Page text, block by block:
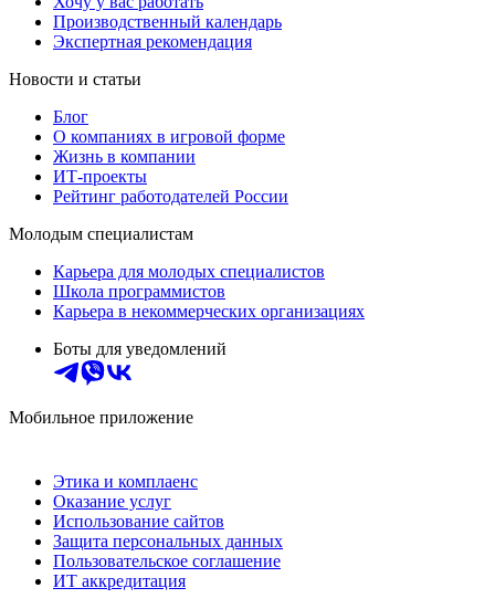
Производственный календарь
Экспертная рекомендация
Новости и статьи
Блог
О компаниях в игровой форме
Жизнь в компании
ИТ-проекты
Рейтинг работодателей России
Молодым специалистам
Карьера для молодых специалистов
Школа программистов
Карьера в некоммерческих организациях
Боты для уведомлений
Мобильное приложение
Этика и комплаенс
Оказание услуг
Использование сайтов
Защита персональных данных
Пользовательское соглашение
ИТ аккредитация